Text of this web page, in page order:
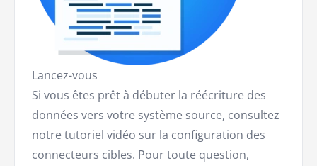
Lancez-vous
Si vous êtes prêt à débuter la réécriture des
données vers votre système source, consultez
notre tutoriel vidéo sur la configuration des
connecteurs cibles. Pour toute question,